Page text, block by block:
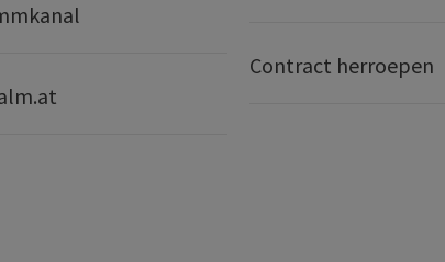
Contract herroepen